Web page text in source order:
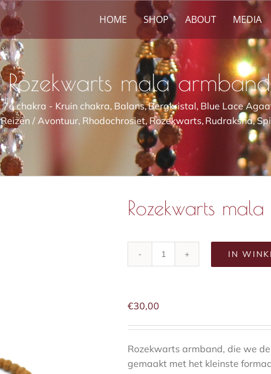
HOME SHOP ABOUT MEDIA
Rozekwarts mala armband
7e chakra - Kruin chakra Balans Bergkristal Blue Lace
Reizen / Avontuur Rhodochrosiet Rozekwarts Rudraksha
Rozekwarts
Rozekwarts
IN
€30,00
Rozekwarts armband, die we
gemaakt met het kleinste